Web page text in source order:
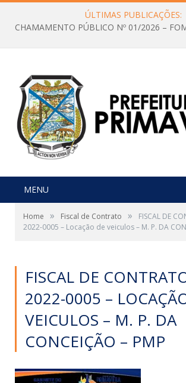
ÚLTIMAS PUBLICAÇÕES:
MENU
Home » Fiscal de Contrato »
FISCAL DE
2022-0005 – Locação de veiculos – M. P. DA
FISCAL DE
2022-0005 –
VEICULOS – M. P. DA
CONCEIÇÃO – PMP